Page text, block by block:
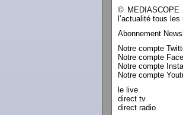
© MEDIASCOPE
l’actualité tous les
Abonnement
Notre compte
Notre compte
Notre compte
Notre compte
le live
direct tv
direct radio